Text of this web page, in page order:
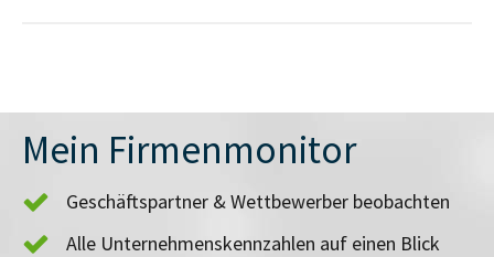
Mein Firmenmonitor
Geschäftspartner & Wettbewerber beobachten
Alle Unternehmenskennzahlen auf einen Blick